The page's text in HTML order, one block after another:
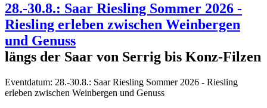
28.-30.8.: Saar Riesling Sommer 2026 -
Riesling erleben zwischen Weinbergen
und Genuss
längs der Saar von Serrig bis Konz-Filzen
Eventdatum: 28.-30.8.: Saar Riesling Sommer 2026 - Riesling
erleben zwischen Weinbergen und Genuss